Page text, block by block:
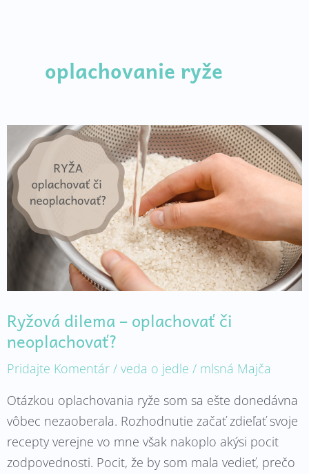
oplachovanie ryže
Ryžová dilema – oplachovať či
neoplachovať?
Pridajte Komentár / veda o jedle / mlsná Majča
Otázkou oplachovania ryže som sa ešte donedávna
vôbec nezaoberala. Rozhodnutie začať zdieľať svoje
recepty verejne vo mne však nakoplo akýsi pocit
zodpovednosti. Pocit, že by som mala vedieť, prečo
Ryžová
dilema
–
oplachovať
neoplachovať?